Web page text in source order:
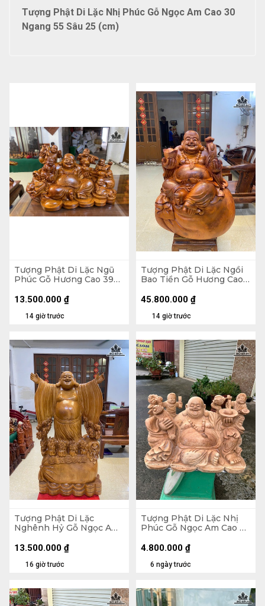
Tượng Phật Di Lặc Nhị Phúc Gỗ Ngọc Am Cao 30
Ngang 55 Sâu 25 (cm)
Tượng Phật Di Lặc Ngũ
Phúc Gỗ Hương Cao 39
14 giờ trước
13.500.000 ₫
Tượng Phật Di Lặc Ngồi
Bao Tiền Gỗ Hương Cao
- 155kg
14 giờ trước
45.800.000 ₫
Tượng Phật Di Lặc
Nghênh Hỷ Gỗ Ngọc Am
(cm)
16 giờ trước
13.500.000 ₫
Tượng Phật Di Lặc Nhị
Phúc Gỗ Ngọc Am Cao 30
6 ngày trước
4.800.000 ₫